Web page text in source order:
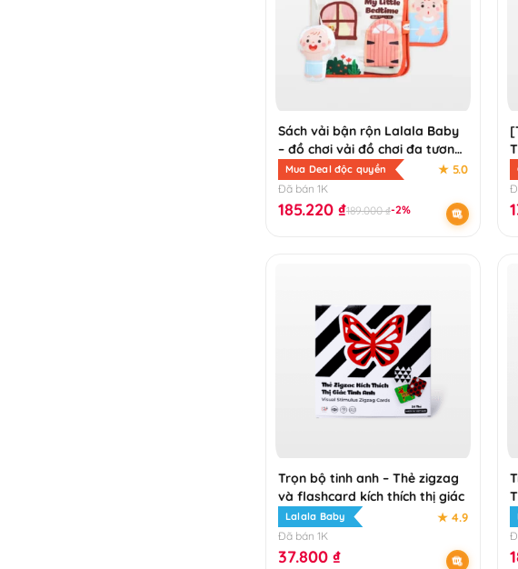
Sách vải bận rộn Lalala Baby
– đồ chơi vải đồ chơi đa tương
tác
Mua Deal độc quyền ★ 5.0
Đã bán 1K
185.220 ₫189.000₫-2%
Trọn bộ tinh anh – Thẻ zigzag
và flashcard kích thích thị giác
Lalala Baby ★ 4.9
Đã bán 1K
37.800 ₫